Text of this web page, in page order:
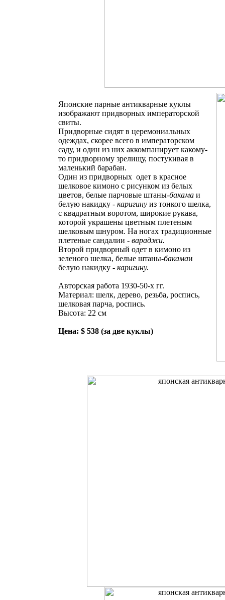
Японские парные антикварные куклы
изображают придворных императорской
свиты.
Придворные сидят в церемониальных
одеждах, скорее всего в императорском
саду, и один из них аккомпанирует какому-
то придворному зрелищу, постукивая в
маленький барабан.
Один из придворных одет в красное
шелковое кимоно с рисунком из белых
цветов, белые парчовые штаны-бакамаи
белую накидку - каригинуиз тонкого шелка,
с квадратным воротом, широкие рукава,
которой украшены цветным плетеным
шелковым шнуром. На ногах традиционные
плетеные сандалии - вараджи.
Второй придворный одет в кимоно из
зеленого шелка, белые штаны-бакамаи
белую накидку - каригину.
Авторская работа 1930-50-х гг.
Материал: шелк, дерево, резьба, роспись,
шелковая парча, роспись.
Высота: 22 см
Цена: $ 538 (за две куклы)